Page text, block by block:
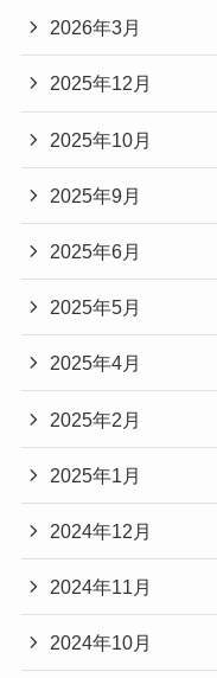
2026年3月
2025年12月
2025年10月
2025年9月
2025年6月
2025年5月
2025年4月
2025年2月
2025年1月
2024年12月
2024年11月
2024年10月